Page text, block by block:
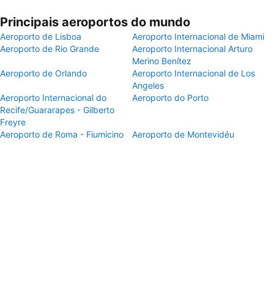
Principais aeroportos do mundo
Aeroporto de Lisboa
Aeroporto Internacional de Miami
Aeroporto de Rio Grande
Aeroporto Internacional Arturo
Merino Benítez
Aeroporto de Orlando
Aeroporto Internacional de Los
Angeles
Aeroporto Internacional do
Recife/Guararapes - Gilberto
Freyre
Aeroporto do Porto
Aeroporto de Roma - Fiumicino Aeroporto de Montevidéu